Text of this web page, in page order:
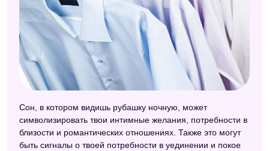
Сон, в котором видишь рубашку ночную, может
символизировать твои интимные желания, потребности в
близости и романтических отношениях. Также это могут
быть сигналы о твоей потребности в уединении и покое